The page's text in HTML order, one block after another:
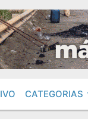
CATEGORIAS